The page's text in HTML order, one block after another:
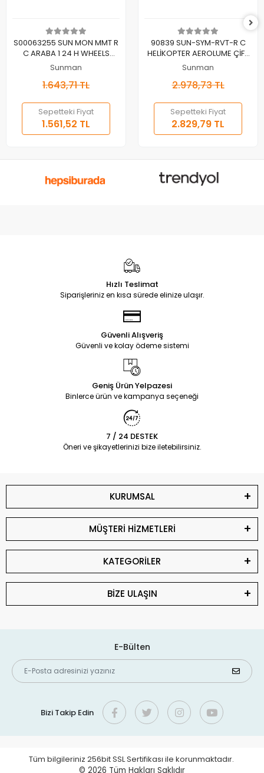
Sepete Ekle
S00063255 SUN MON MMT R
C ARABA 1 24 H WHEELS
URBAN AGENT DRIFT ROD F F
Sunman
1.643,71 TL
Sepetteki Fiyat
1.561,52 TL
Sepete Ekle
90839 SUN-SYM-RVT-R C
HELİKOPTER AEROLUME ÇİFT
PERV IŞIKLI 3 7V USB
Sunman
2.978,73 TL
Sepetteki Fiyat
2.829,79 TL
Hızlı Teslimat
Siparişleriniz en kısa sürede elinize ulaşır.
Güvenli Alışveriş
Güvenli ve kolay ödeme sistemi
Geniş Ürün Yelpazesi
Binlerce ürün ve kampanya seçeneği
7 / 24 DESTEK
Öneri ve şikayetlerinizi bize iletebilirsiniz.
KURUMSAL
MÜŞTERİ HİZMETLERİ
KATEGORİLER
BİZE ULAŞIN
E-Bülten
Bizi Takip Edin
Tüm bilgileriniz 256bit SSL Sertifikası ile korunmaktadır.
© 2026 Tüm Hakları Saklıdır